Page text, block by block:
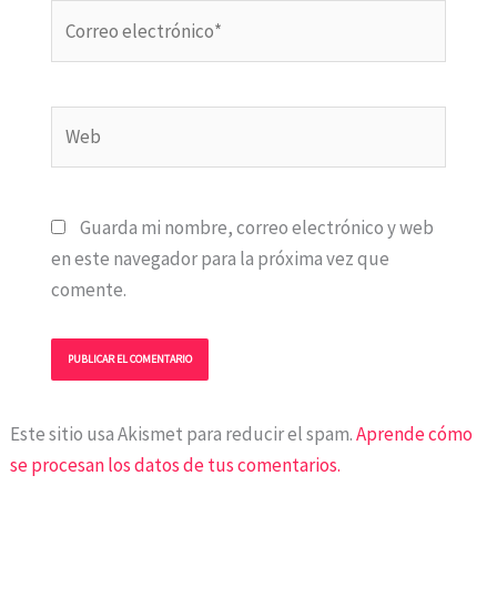
electrónico*
Guarda mi nombre, correo electrónico y web
en este navegador para la próxima vez que
comente.
Este sitio usa Akismet para reducir el spam.Aprende cómo
se procesan los datos de tus comentarios.